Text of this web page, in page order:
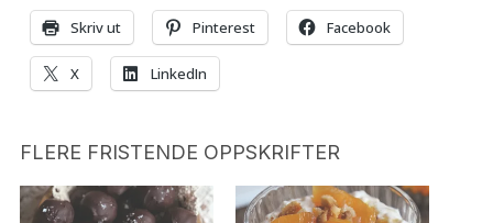
Skriv ut Pinterest Facebook
X LinkedIn
FLERE FRISTENDE OPPSKRIFTER